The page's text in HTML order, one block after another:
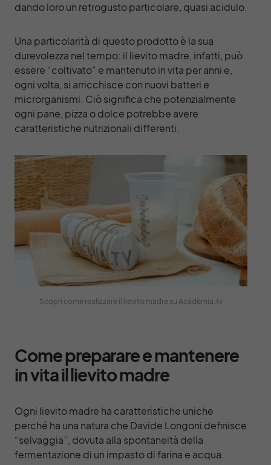
dando loro un retrogusto particolare, quasi acidulo.
Una particolarità di questo prodotto è la sua
durevolezza nel tempo: il lievito madre, infatti, può
essere “coltivato” e mantenuto in vita per anni e,
ogni volta, si arricchisce con nuovi batteri e
microrganismi. Ciò significa che potenzialmente
ogni pane, pizza o dolce potrebbe avere
caratteristiche nutrizionali differenti.
Scopri come realizzare il lievito madre su Acadèmia.tv
Come preparare e mantenere
in vita il lievito madre
Ogni lievito madre ha caratteristiche uniche
perché ha una natura che Davide Longoni definisce
“selvaggia”, dovuta alla spontaneità della
fermentazione di un impasto di farina e acqua.